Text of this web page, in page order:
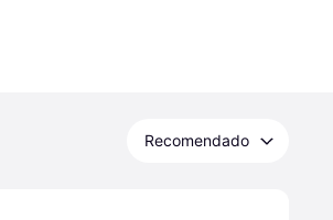
Recomendado